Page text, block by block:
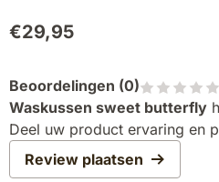
€29,95
Beoordelingen (0)
Waskussen sweet butterfly
Deel uw product ervaring en
Review plaatsen